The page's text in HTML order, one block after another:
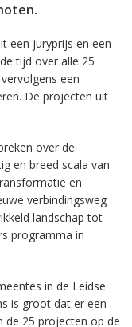
een juryprijs en een
tijd over alle 25
vervolgens een
De projecten uit
over de
en breed scala van
en
verbindingsweg
landschap tot
programma in
in de Leidse
is groot dat er een
de 25 projecten op de